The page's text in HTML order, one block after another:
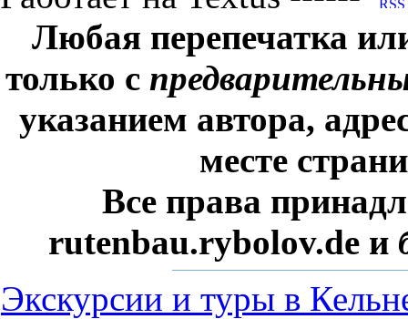
Любая перепечатка
только с
указанием автора,
месте
Все права
rutenbau.rybolov.de и
Экскурсии и туры в